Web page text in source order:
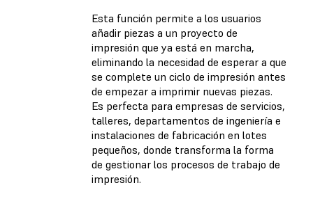
Esta función permite a los usuarios
añadir piezas a un proyecto de
impresión que ya está en marcha,
eliminando la necesidad de esperar a que
se complete un ciclo de impresión antes
de empezar a imprimir nuevas piezas.
Es perfecta para empresas de servicios,
talleres, departamentos de ingeniería e
instalaciones de fabricación en lotes
pequeños, donde transforma la forma
de gestionar los procesos de trabajo de
impresión.